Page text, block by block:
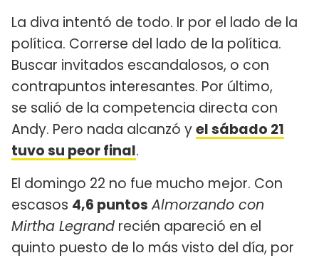
La diva intentó de todo. Ir por el lado de la
política. Correrse del lado de la política.
Buscar invitados escandalosos, o con
contrapuntos interesantes. Por último,
se salió de la competencia directa con
Andy. Pero nada alcanzó yel sábado 21
tuvo su peor final.
El domingo 22 no fue mucho mejor. Con
escasos 4,6 puntos Almorzando con
Mirtha Legrand recién apareció en el
quinto puesto de lo más visto del día, por